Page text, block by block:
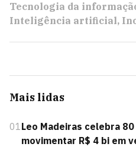
Tecnologia da
Inteligência artificial
Mais lidas
01Leo Madeiras celebra
movimentar R$ 4 bi em